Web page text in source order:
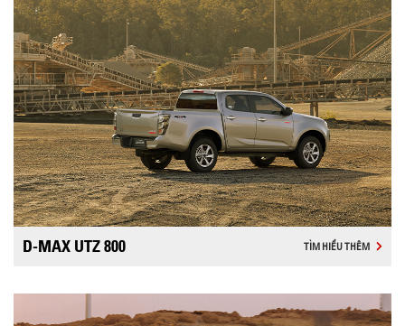
D-MAX UTZ 800 TÌM HIỂU THÊM